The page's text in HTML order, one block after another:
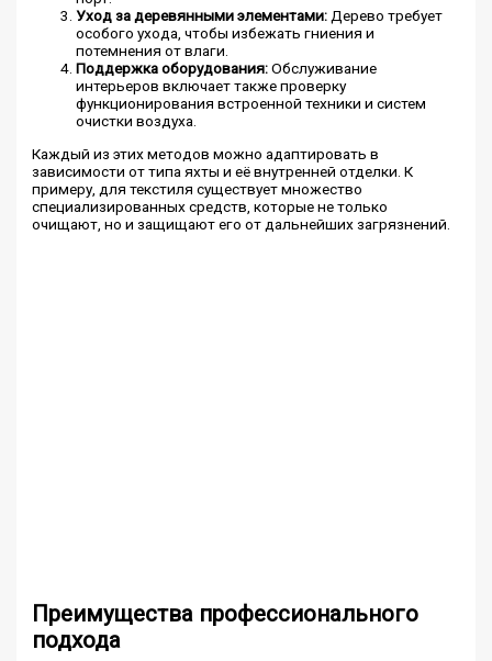
Уход за деревянными элементами: Дерево требует
особого ухода, чтобы избежать гниения и
потемнения от влаги.
Поддержка оборудования:Обслуживание
интерьеров включает также проверку
функционирования встроенной техники и систем
очистки воздуха.
Каждый из этих методов можно адаптировать в
зависимости от типа яхты и её внутренней отделки. К
примеру, для текстиля существует множество
специализированных средств, которые не только
очищают, но и защищают его от дальнейших загрязнений.
Преимущества профессионального
подхода